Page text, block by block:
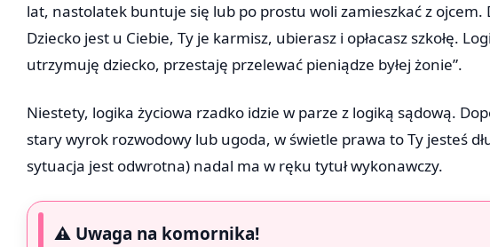
lat, nastolatek buntuje się lub po prostu woli zamieszkać z ojcem.
Dziecko jest u Ciebie, Ty je karmisz, ubierasz i opłacasz szkołę.
utrzymuję dziecko, przestaję przelewać pieniądze byłej żonie”.
Niestety, logika życiowa rzadko idzie w parze z logiką sądową.
stary wyrok rozwodowy lub ugoda, w świetle prawa to Ty jesteś
sytuacja jest odwrotna) nadal ma w ręku tytuł wykonawczy.
⚠️ Uwaga na komornika!